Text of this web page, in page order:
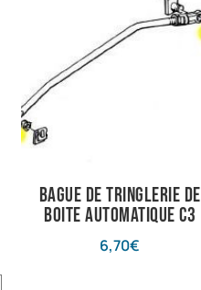
bague de tringlerie de
boite automatique C3
6,70€